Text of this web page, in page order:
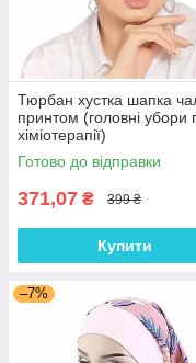
Тюрбан хустка шапка
принтом (головні убори
хіміотерапії)
Готово до відправки
371,07 ₴ 399 ₴
Купити
–7%